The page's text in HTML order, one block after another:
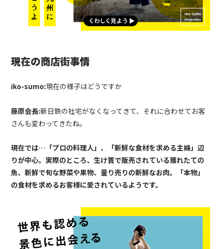
現在の商店街事情
iko-sumo:現在の様子はどうですか
藤原会長:新日鉄の社宅がなくなってきて、それに合わせてお客
さんも変わってきたね。
現在では…「プロの料理人」、「新鮮な食材を求める主婦」辺
りが中心。実際のところ、生け簀で販売されている獲れたての
魚、新鮮で旬な野菜や果物、量り売りの新鮮なお肉。「本物」
の食材を求めるお客様に愛されているようです。